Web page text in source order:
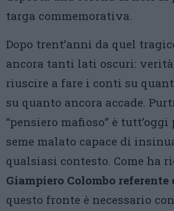
targa commemorativa.
Dopo trent’anni da quel
ancora tanti lati oscuri: verità
riuscire a fare i conti su
su quanto ancora accade.
“pensiero mafioso” è tutt’oggi
seme malato capace di
qualsiasi contesto. Come ha
Giampiero Colombo referente
questo fronte è necessario